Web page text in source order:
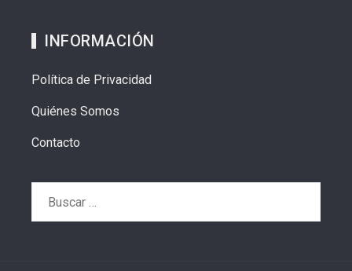
INFORMACIÓN
Política de Privacidad
Quiénes Somos
Contacto